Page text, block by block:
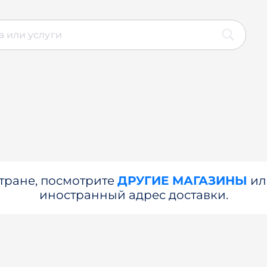
посмотрите ДРУГИЕ МАГАЗИНЫ
иностранный адрес доставки.